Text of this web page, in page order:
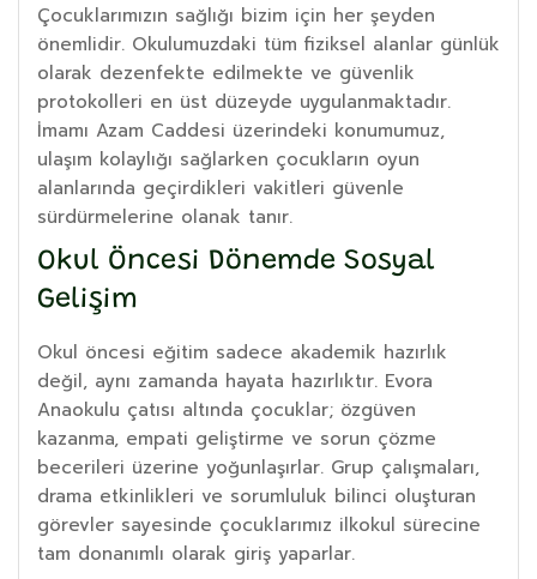
Çocuklarımızın sağlığı bizim için her şeyden
önemlidir. Okulumuzdaki tüm fiziksel alanlar günlük
olarak dezenfekte edilmekte ve güvenlik
protokolleri en üst düzeyde uygulanmaktadır.
İmamı Azam Caddesi üzerindeki konumumuz,
ulaşım kolaylığı sağlarken çocukların oyun
alanlarında geçirdikleri vakitleri güvenle
sürdürmelerine olanak tanır.
Okul Öncesi Dönemde Sosyal
Gelişim
Okul öncesi eğitim sadece akademik hazırlık
değil, aynı zamanda hayata hazırlıktır. Evora
Anaokulu çatısı altında çocuklar; özgüven
kazanma, empati geliştirme ve sorun çözme
becerileri üzerine yoğunlaşırlar. Grup çalışmaları,
drama etkinlikleri ve sorumluluk bilinci oluşturan
görevler sayesinde çocuklarımız ilkokul sürecine
tam donanımlı olarak giriş yaparlar.